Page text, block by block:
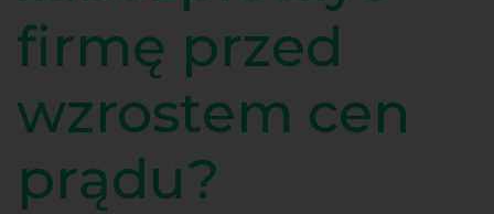
firmę przed
wzrostem cen
prądu?